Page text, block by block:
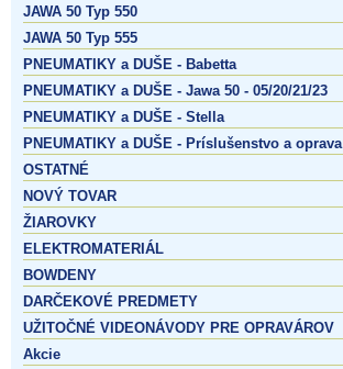
JAWA 50 Typ 550
JAWA 50 Typ 555
PNEUMATIKY a DUŠE - Babetta
PNEUMATIKY a DUŠE - Jawa 50 - 05/20/21/23
PNEUMATIKY a DUŠE - Stella
PNEUMATIKY a DUŠE - Príslušenstvo a oprava
OSTATNÉ
NOVÝ TOVAR
ŽIAROVKY
ELEKTROMATERIÁL
BOWDENY
DARČEKOVÉ PREDMETY
UŽITOČNÉ VIDEONÁVODY PRE OPRAVÁROV
Akcie